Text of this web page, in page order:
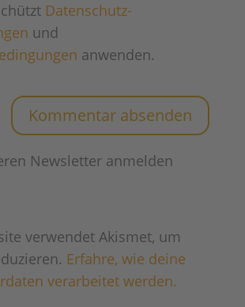
Datenschutz-
und
anwenden.
Newsletter anmelden
verwendet Akismet, um
Erfahre, wie deine
verarbeitet werden.